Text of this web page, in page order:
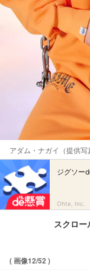
アダム・ナガイ（提供写
ジグソー
Ohte, Inc.
スクロ
( 画像12/52 )